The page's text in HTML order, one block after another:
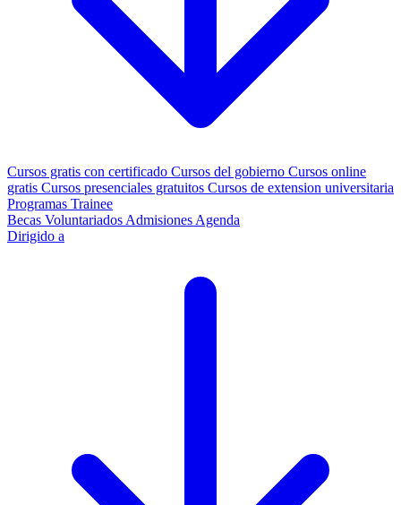
Cursos gratis con certificado Cursos del gobierno Cursos online
gratis Cursos presenciales gratuitos Cursos de extension universitaria
Programas Trainee
Becas Voluntariados Admisiones Agenda
Dirigido a